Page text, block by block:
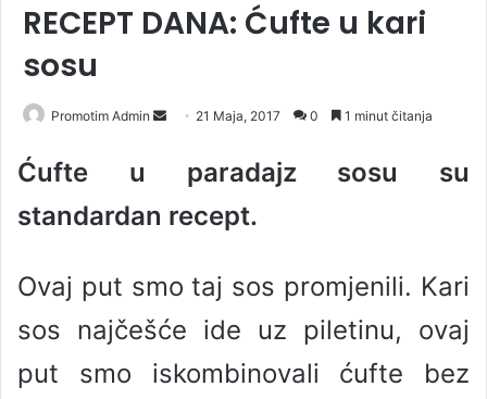
RECEPT DANA: Ćufte u kari
sosu
Promotim Admin
a
m
a
l
21 Maja, 2017 0 1 minut čitanja
Ćufte u paradajz sosu su
standardan recept.
Ovaj put smo taj sos promjenili. Kari
sos najčešće ide uz piletinu, ovaj
put smo iskombinovali ćufte bez